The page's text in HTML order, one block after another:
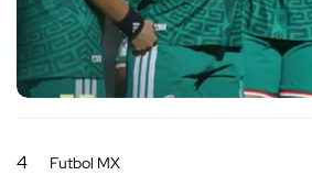
4 Futbol MX